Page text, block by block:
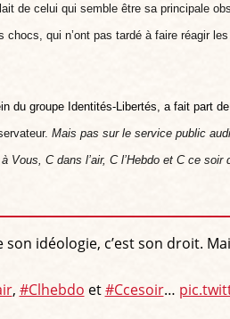
de celui qui semble être sa principale
chocs, qui n’ont pas tardé à faire réagir
du groupe Identités-Libertés, a fait part
Mais pas sur le service public
Vous, C dans l’air, C l’Hebdo et C ce soir
idéologie, c’est son droit.
, #Clhebdo et#Ccesoir…